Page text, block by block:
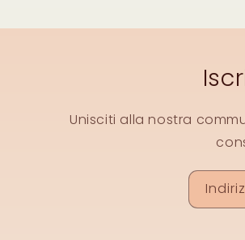
Unisciti alla nostra